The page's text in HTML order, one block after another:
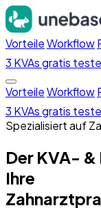
VorteileWorkflow
3 KVAs gratis
VorteileWorkflow
3 KVAs gratis
Spezialisiert auf
Der KVA-
Ihre